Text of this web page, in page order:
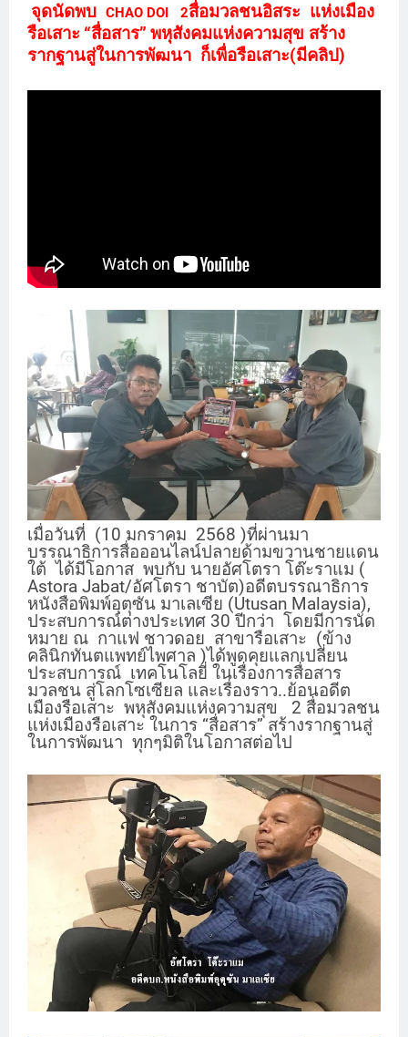
จุดนัดพบ CHAO DOI 2สื่อมวลชนอิสระ แห่งเมือง
รือเสาะ “สื่อสาร” พหุสังคมแห่งความสุข สร้าง
รากฐานสู่ในการพัฒนา ก็เพื่อรือเสาะ(มีคลิป)
เมื่อวันที่ (10 มกราคม 2568 )ที่ผ่านมา
บรรณาธิการสื่อออนไลน์ปลายด้ามขวานชายแดน
ใต้ ได้มีโอกาส พบกับ นายอัศโตรา โต๊ะราแม (
Astora Jabat/อัศโตรา ชาบัต)อดีตบรรณาธิการ
หนังสือพิมพ์อุตุซัน มาเลเซีย (Utusan Malaysia),
ประสบการณ์ต่างประเทศ 30 ปีกว่า โดยมีการนัด
หมาย ณ กาแฟ ชาวดอย สาขารือเสาะ (ข้าง
คลินิกทันตแพทย์ไพศาล )ได้พูดคุยแลกเปลี่ยน
ประสบการณ์ เทคโนโลยี่ ในเรื่องการสื่อสาร
มวลชน สู่โลกโซเซียล และเรื่องราว..ย้อนอดีต
เมืองรือเสาะ พหุสังคมแห่งความสุข 2 สื่อมวลชน
แห่งเมืองรือเสาะ ในการ “สื่อสาร” สร้างรากฐานสู่
ในการพัฒนา ทุกๆมิติในโอกาสต่อไป